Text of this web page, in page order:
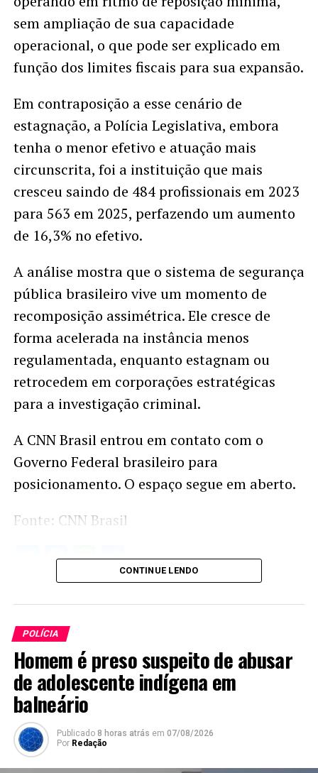
sem ampliação de sua capacidade
operacional, o que pode ser explicado em
função dos limites fiscais para sua expansão.
Em contraposição a esse cenário de
estagnação, a Polícia Legislativa, embora
tenha o menor efetivo e atuação mais
circunscrita, foi a instituição que mais
cresceu saindo de 484 profissionais em 2023
para 563 em 2025, perfazendo um aumento
de 16,3% no efetivo.
A análise mostra que o sistema de segurança
pública brasileiro vive um momento de
recomposição assimétrica. Ele cresce de
forma acelerada na instância menos
regulamentada, enquanto estagnam ou
retrocedem em corporações estratégicas
para a investigação criminal.
A CNN Brasil entrou em contato com o
Governo Federal brasileiro para
posicionamento. O espaço segue em aberto.
Fonte: CNN Brasil
Twitter
Facebook
WhatsApp
Share
CONTINUE LENDO
POLÍCIA
Homem é preso suspeito de abusar
de adolescente indígena em
balneário
Publicado 8 horas atrás em 07/08/2026
Por Redação